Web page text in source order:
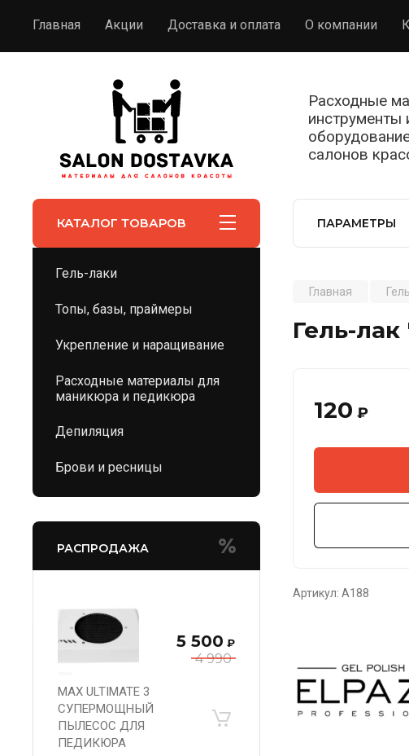
Главная Акции Доставка и оплата О компании
Расходные
инструменты
салонов
КАТАЛОГ ТОВАРОВ ПАРАМЕТРЫ
Гель-лаки
Топы, базы, праймеры
Укрепление и наращивание
Расходные материалы для
маникюра и педикюра
Депиляция
Брови и ресницы
РАСПРОДАЖА
4 990
5 500 ₽
MAX ULTIMATE 3
СУПЕРМОЩНЫЙ
ПЫЛЕСОС ДЛЯ
ПЕДИКЮРА
Главная
Гель-лак
120 ₽
Артикул: A188